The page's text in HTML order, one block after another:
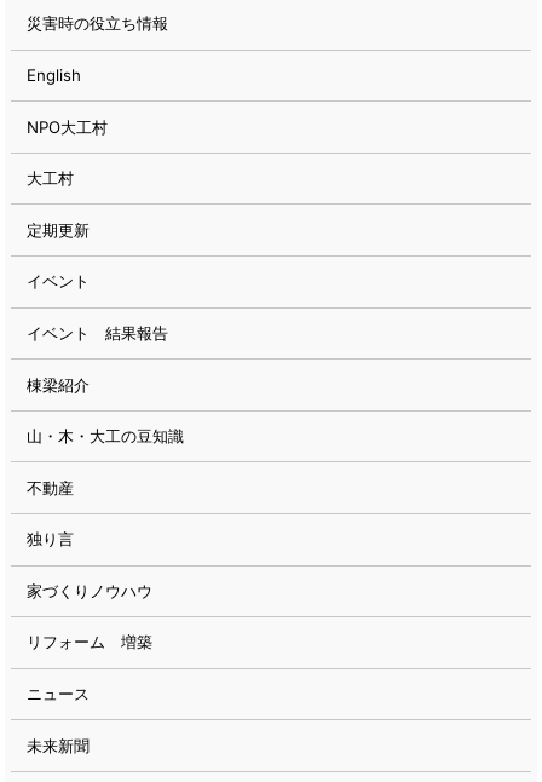
災害時の役立ち情報
English
NPO大工村
大工村
定期更新
イベント
イベント 結果報告
棟梁紹介
山・木・大工の豆知識
不動産
独り言
家づくりノウハウ
リフォーム 増築
ニュース
未来新聞